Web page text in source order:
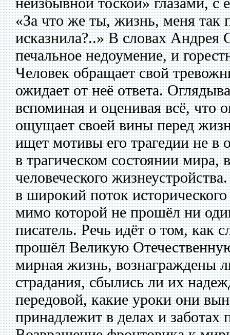
«За что же ты, жизнь, меня так
исказнила?..» В словах Андрея
печальное недоумение, и
Человек обращает свой
ожидает от неё ответа.
вспоминая и оценивая всё, что
ощущает своей вины перед
ищет мотивы его трагедии не в
в трагическом состоянии мира,
человеческого
в широкий поток
мимо которой не прошёл ни
писатель. Речь идёт о том, как
прошёл Великую
мирная жизнь, вознаграждены
страдания, сбылись ли их
передовой, какие уроки они
принадлежит в делах и заботах